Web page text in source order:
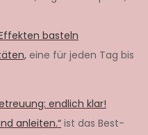
basteln
eine für jeden Tag bis
endlich klar!
anleiten.“ ist das Best-